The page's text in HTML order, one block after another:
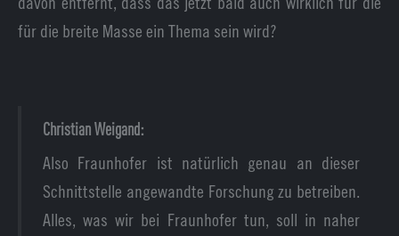
für die breite Masse ein Thema sein wird?
Christian Weigand:
Also Fraunhofer ist natürlich genau an dieser
Schnittstelle angewandte Forschung zu betreiben.
Alles, was wir bei Fraunhofer tun, soll in naher